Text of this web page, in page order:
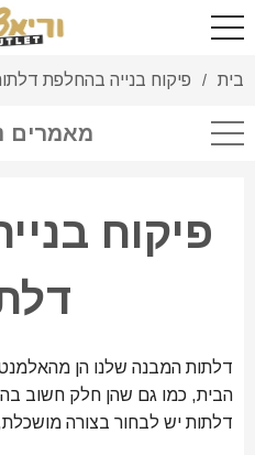
בית / פיקוח בנייה בהחלפת
מאמרים
פיקוח
דלתות המבנה שלנו הן
הבית, כמו גם שהן חלק חשוב
דלתות יש לבחור בצורה